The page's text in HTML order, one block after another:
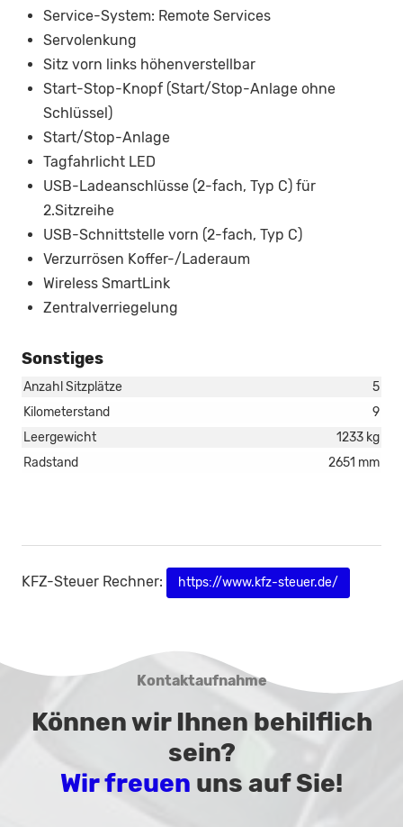
Service-System: Remote Services
Servolenkung
Sitz vorn links höhenverstellbar
Start-Stop-Knopf (Start/Stop-Anlage ohne
Schlüssel)
Start/Stop-Anlage
Tagfahrlicht LED
USB-Ladeanschlüsse (2-fach, Typ C) für
2.Sitzreihe
USB-Schnittstelle vorn (2-fach, Typ C)
Verzurrösen Koffer-/Laderaum
Wireless SmartLink
Zentralverriegelung
Sonstiges
Anzahl Sitzplätze
5
Kilometerstand
9
Leergewicht
1233 kg
Radstand
2651 mm
KFZ-Steuer Rechner: https://www.kfz-steuer.de/
Kontaktaufnahme
Können wir Ihnen behilflich
sein?
Wir freuen uns auf Sie!